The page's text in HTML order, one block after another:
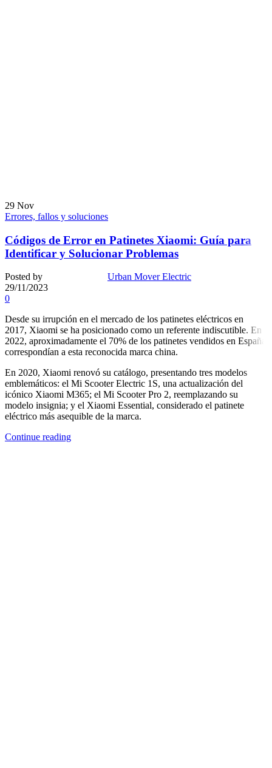
29 Nov
Errores, fallos y soluciones
Códigos de Error en Patinetes Xiaomi: Guía para
Identificar y Solucionar Problemas
Posted by
Urban Mover Electric
29/11/2023
0
Desde su irrupción en el mercado de los patinetes eléctricos en
2017, Xiaomi se ha posicionado como un referente indiscutible. En
2022, aproximadamente el 70% de los patinetes vendidos en España
correspondían a esta reconocida marca china.
En 2020, Xiaomi renovó su catálogo, presentando tres modelos
emblemáticos: el Mi Scooter Electric 1S, una actualización del
icónico Xiaomi M365; el Mi Scooter Pro 2, reemplazando su
modelo insignia; y el Xiaomi Essential, considerado el patinete
eléctrico más asequible de la marca.
Continue reading